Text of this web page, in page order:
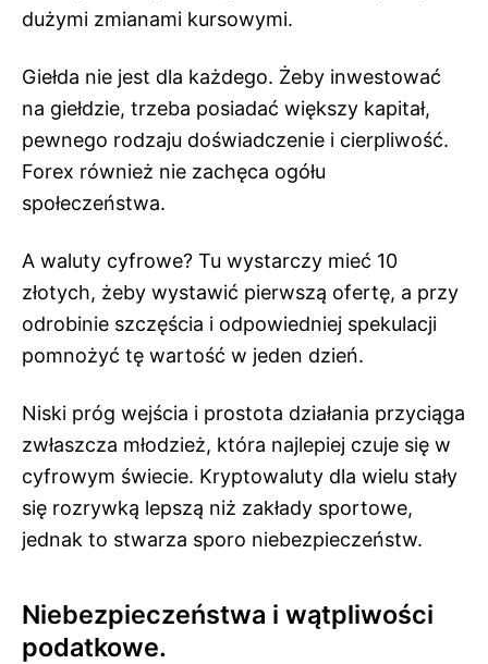
dużymi zmianami kursowymi.
Giełda nie jest dla każdego. Żeby inwestować
na giełdzie, trzeba posiadać większy kapitał,
pewnego rodzaju doświadczenie i cierpliwość.
Forex również nie zachęca ogółu
społeczeństwa.
A waluty cyfrowe? Tu wystarczy mieć 10
złotych, żeby wystawić pierwszą ofertę, a przy
odrobinie szczęścia i odpowiedniej spekulacji
pomnożyć tę wartość w jeden dzień.
Niski próg wejścia i prostota działania przyciąga
zwłaszcza młodzież, która najlepiej czuje się w
cyfrowym świecie. Kryptowaluty dla wielu stały
się rozrywką lepszą niż zakłady sportowe,
jednak to stwarza sporo niebezpieczeństw.
Niebezpieczeństwa i wątpliwości
podatkowe.